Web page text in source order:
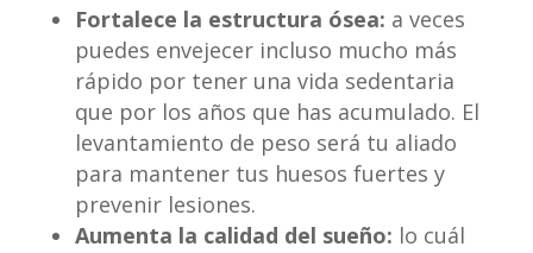
Fortalece la estructura ósea: a veces
puedes envejecer incluso mucho más
rápido por tener una vida sedentaria
que por los años que has acumulado. El
levantamiento de peso será tu aliado
para mantener tus huesos fuertes y
prevenir lesiones.
Aumenta la calidad del sueño: lo cuál